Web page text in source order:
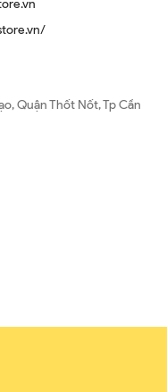
Quận Thốt Nốt, Tp Cần